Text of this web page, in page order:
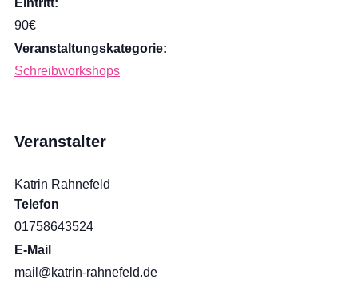
Eintritt:
90€
Veranstaltungskategorie:
Schreibworkshops
Veranstalter
Katrin Rahnefeld
Telefon
01758643524
E-Mail
mail@katrin-rahnefeld.de